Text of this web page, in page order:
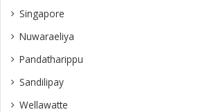
Singapore
Nuwaraeliya
Pandatharippu
Sandilipay
Wellawatte